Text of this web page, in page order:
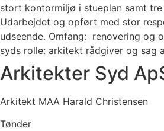
stort kontormiljø i stueplan samt tre
Udarbejdet og opført med stor
udseende. Omfang: renovering og
syds rolle: arkitekt rådgiver og sag
Arkitekter Syd
Arkitekt MAA Harald Christensen
Tønder